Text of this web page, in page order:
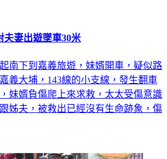
妻出遊墜車30米
南下到嘉義旅遊，妹婿開車，疑似路
義大埔，143線的小支線，發生翻車
妹婿負傷爬上來求救，太太受傷意識
姊夫，被救出已經沒有生命跡象，傷